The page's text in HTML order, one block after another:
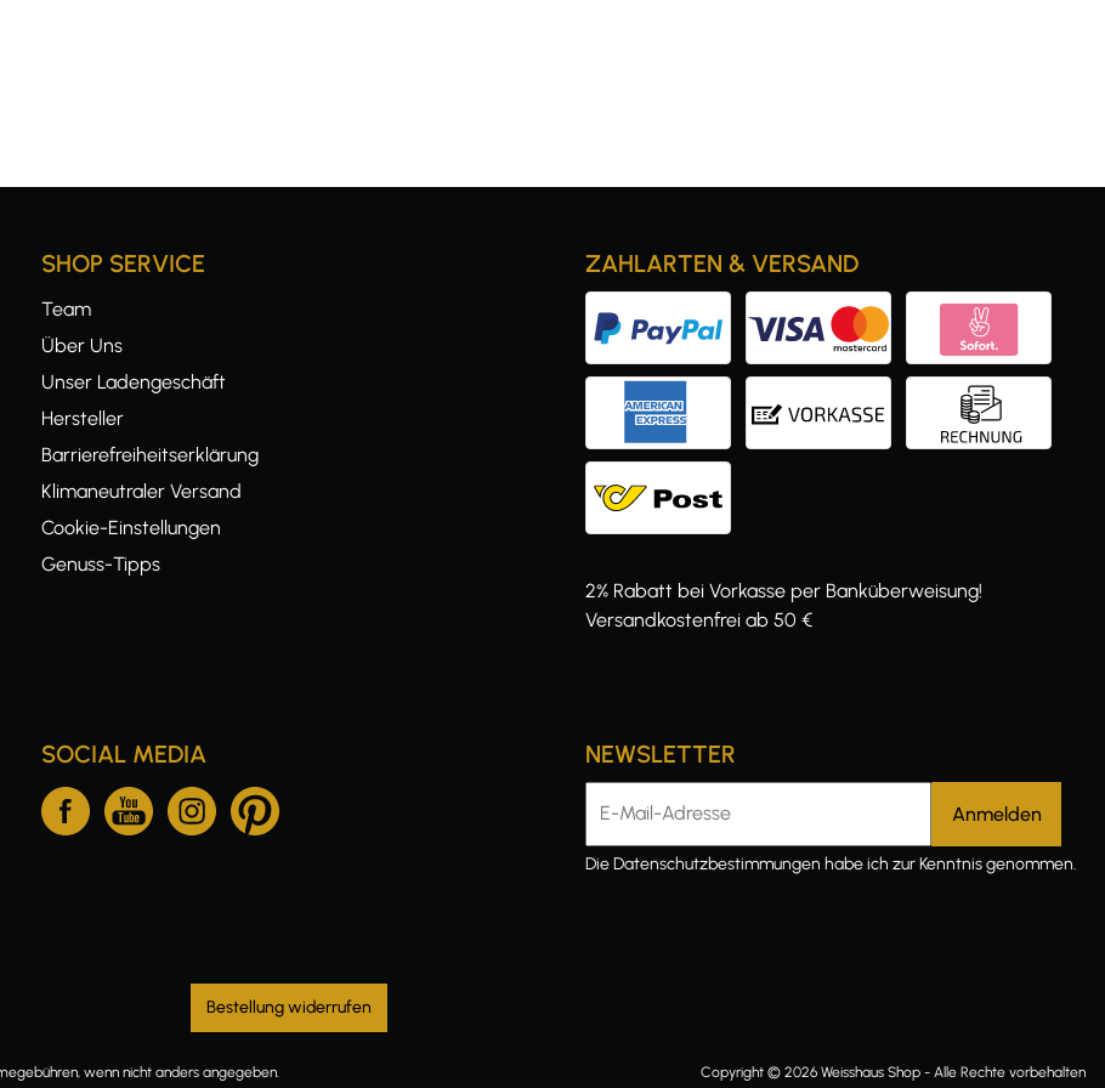
SHOP SERVICE
Team
Über Uns
Unser Ladengeschäft
Hersteller
Barrierefreiheitserklärung
Klimaneutraler Versand
Cookie-Einstellungen
Genuss-Tipps
ZAHLARTEN & VERSAND
2% Rabatt bei Vorkasse per Banküberweisung!
Versandkostenfrei ab 50 €
SOCIAL MEDIA NEWSLETTER
E-Mail-Adresse
DieDatenschutzbestimmungen habe ich zur Kenntnis genommen.
Bestellung widerrufen
wenn nicht anders angegeben. Copyright © 2026 Weisshaus Shop - Alle Rechte vorbehalten